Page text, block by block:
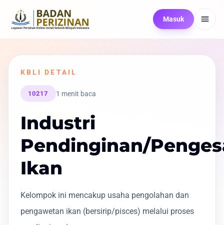
Masuk
KBLI DETAIL
10217 1 menit baca
Industri
Pendinginan/
Ikan
Kelompok ini mencakup usaha pengolahan dan
pengawetan ikan (bersirip/pisces) melalui proses